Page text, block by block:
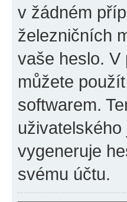
v žádném
železničních
vaše heslo. V
můžete
softwarem.
vygeneruje
svému účtu.